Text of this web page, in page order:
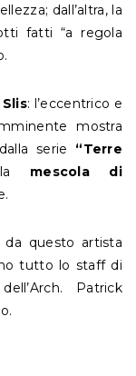
dall’altra, la
fatti “a regola
: l’eccentrico e
mostra
serie “Terre
la mescola di
da questo artista
tutto lo staff di
Patrick